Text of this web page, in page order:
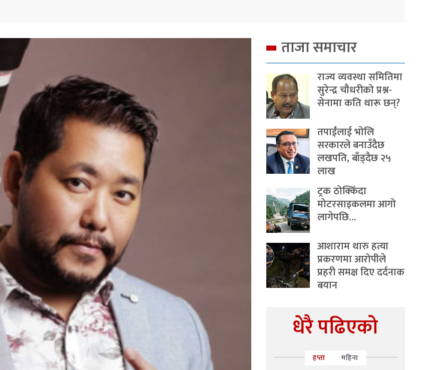
ताजा समाचार
राज्य व्यवस्था समितिमा
सुरेन्द्र चौधरीको प्रश्न-
सेनामा कति थारू छन्?
तपाईंलाई भोलि
सरकारले बनाउँदैछ
लखपति, बाँड्दैछ २५
लाख
ट्रक ठोक्किँदा
मोटरसाइकलमा आगो
लागेपछि…
आशाराम थारु हत्या
प्रकरणमा आरोपीले
प्रहरी समक्ष दिए दर्दनाक
बयान
धेरै पढिएको
हप्ता महिना